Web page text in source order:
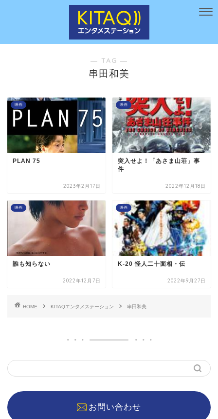
― TAG ―
串田和美
映画
PLAN 75
2023年2月17日
映画
突入せよ！「あさま山荘」事
件
2022年12月18日
映画
誰も知らない
2022年12月7日
映画
K-20 怪人二十面相・伝
2022年9月27日
HOME KITAQエンタメステーション 串田和美
お問い合わせ